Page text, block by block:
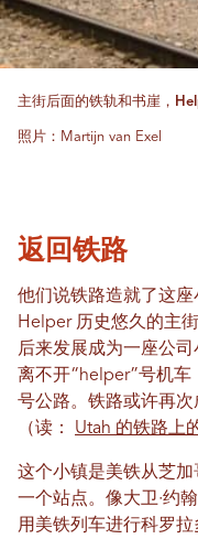
主街后面的铁轨和书崖，
照片：Martijn van Exel
返回铁路
他们说铁路造就了这座
Helper 历史悠久的主
后来发展成为一座公
离不开“helper”号机
号公路。铁路或许再次
（读： Utah 的铁路上
这个小镇是美铁从芝
一个站点。像大卫·约
用美铁列车进行科罗